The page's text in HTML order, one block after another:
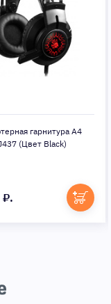
гарнитура A4
(Цвет Black)
₽.